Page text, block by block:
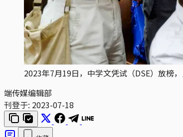
2023年7月19日，中学文凭试（DSE）放榜
端传媒编辑部
刊登于: 2023-07-18